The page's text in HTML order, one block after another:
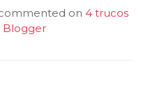
on 4 trucos
Blogger